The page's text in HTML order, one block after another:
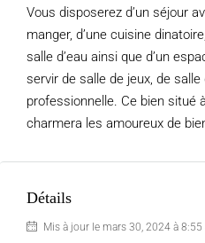
Vous disposerez d’un séjour
manger, d’une cuisine
salle d’eau ainsi que d’un
servir de salle de jeux, de
professionnelle. Ce bien situé
charmera les amoureux de
Détails
Mis à jour le mars 30, 2024 à 8:55